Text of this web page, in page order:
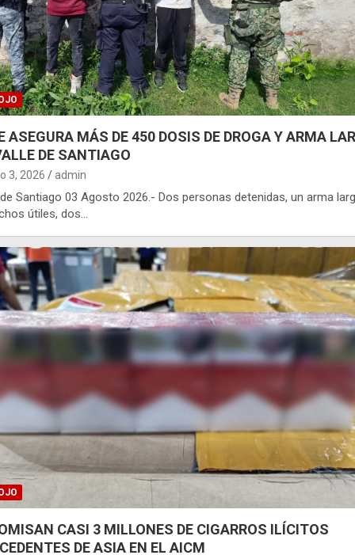
ASEGURA MÁS DE 450 DOSIS DE DROGA Y ARMA
DE SANTIAGO
3, 2026 admin
Santiago 03 Agosto 2026.- Dos personas detenidas, un arma
útiles, dos…
CASI 3 MILLONES DE CIGARROS ILÍCITOS
DE ASIA EN EL AICM